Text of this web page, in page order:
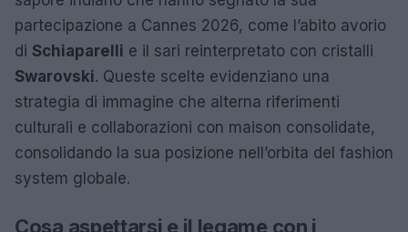
partecipazione a Cannes 2026, come l’abito avorio
di Schiaparelli e il sari reinterpretato con cristalli
Swarovski. Queste scelte evidenziano una
strategia di immagine che alterna riferimenti
culturali e collaborazioni con maison consolidate,
consolidando la sua posizione nell’orbita del fashion
system globale.
Cosa aspettarsi e il legame con i